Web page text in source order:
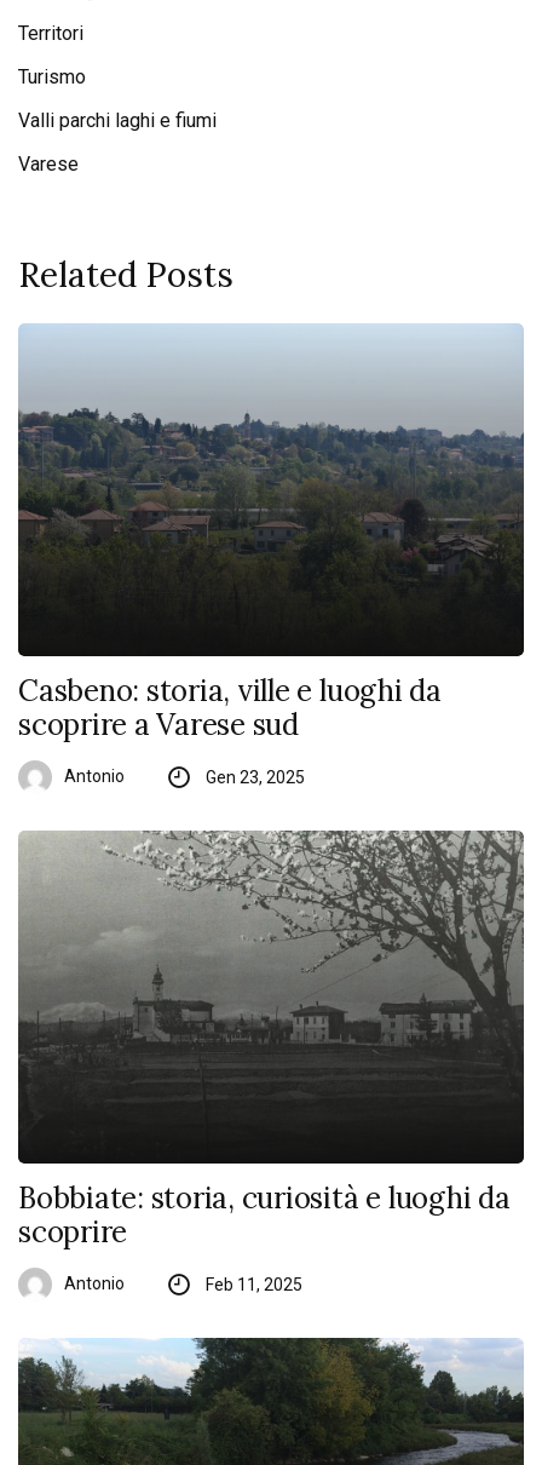
Territori
Turismo
Valli parchi laghi e fiumi
Varese
Related Posts
Casbeno: storia, ville e luoghi da
scoprire a Varese sud
Antonio Gen 23, 2025
Bobbiate: storia, curiosità e luoghi da
scoprire
Antonio Feb 11, 2025